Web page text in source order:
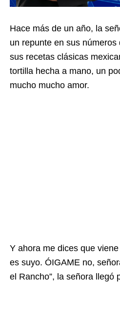
Hace más de un año, la
un repunte en sus números
sus recetas clásicas
tortilla hecha a mano, un
mucho mucho amor.
Y ahora me dices que
es suyo. ÓIGAME no,
el Rancho”, la señora llegó